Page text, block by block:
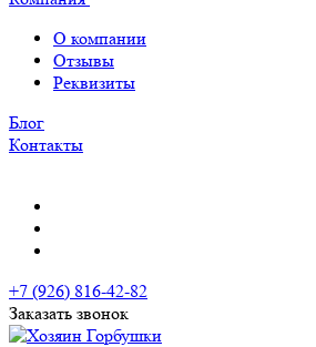
О компании
Отзывы
Реквизиты
Блог
Контакты
+7 (926) 816-42-82
Заказать звонок